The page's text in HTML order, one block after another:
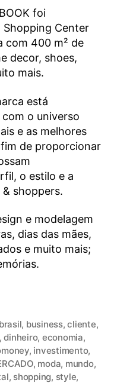
foi
Shopping Center
com 400 m² de
decor, shoes,
mais.
está
o universo
e as melhores
de proporcionar
o estilo e a
shoppers.
e modelagem
dias das mães,
e muito mais;
brasil, business,cliente,
dinheiro, economia,
, investimento,
, moda, mundo,
, shopping, style,